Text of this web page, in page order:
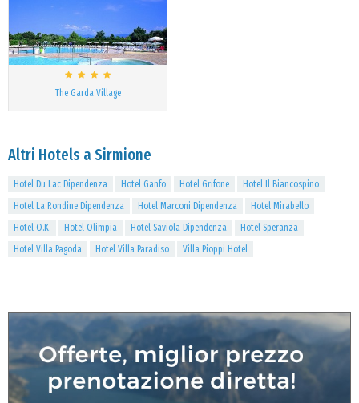
The Garda Village
Altri Hotels a Sirmione
Hotel Du Lac Dipendenza Hotel Ganfo Hotel Grifone
Hotel Il Biancospino
Hotel La Rondine Dipendenza
Hotel Marconi Dipendenza
Hotel Mirabello
Hotel O.K.
Hotel Olimpia Hotel Saviola Dipendenza
Hotel Speranza
Hotel Villa Pagoda
Hotel Villa Paradiso Villa Pioppi Hotel